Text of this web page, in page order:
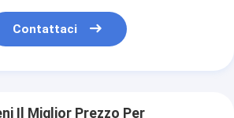
Contattaci
Il Miglior Prezzo Per